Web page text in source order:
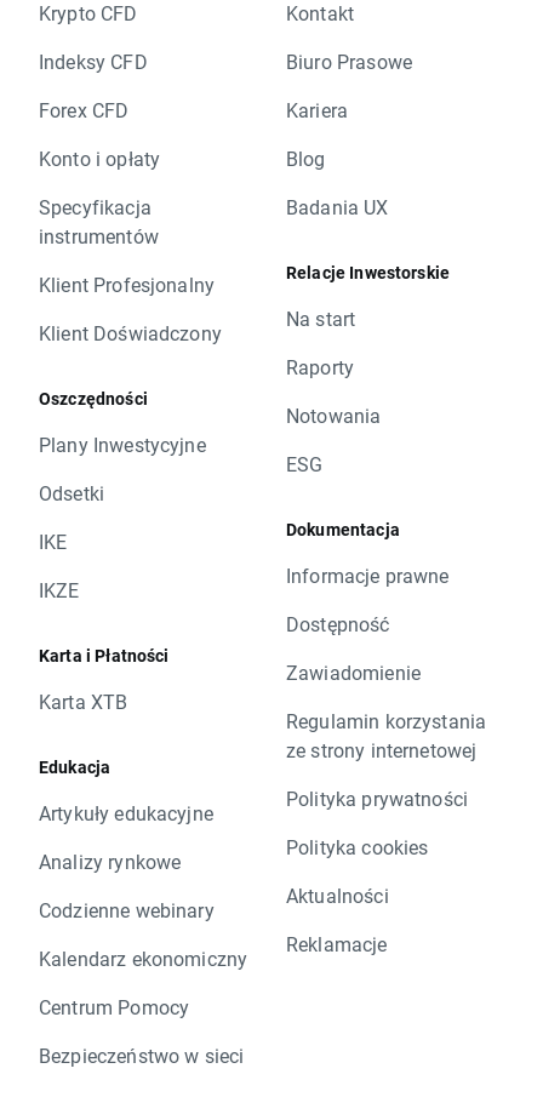
Krypto CFD
Indeksy CFD
Forex CFD
Konto i opłaty
Specyfikacja
instrumentów
Klient Profesjonalny
Klient Doświadczony
Oszczędności
Plany Inwestycyjne
Odsetki
IKE
IKZE
Karta i Płatności
Karta XTB
Edukacja
Artykuły edukacyjne
Analizy rynkowe
Codzienne webinary
Kalendarz ekonomiczny
Centrum Pomocy
Bezpieczeństwo w sieci
Kontakt
Biuro Prasowe
Kariera
Blog
Badania UX
Relacje Inwestorskie
Na start
Raporty
Notowania
ESG
Dokumentacja
Informacje prawne
Dostępność
Zawiadomienie
Regulamin korzystania
ze strony internetowej
Polityka prywatności
Polityka cookies
Aktualności
Reklamacje